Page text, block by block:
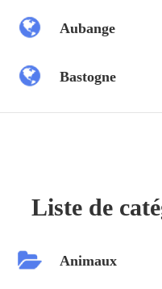
Aubange
Bastogne
Liste de
Animaux